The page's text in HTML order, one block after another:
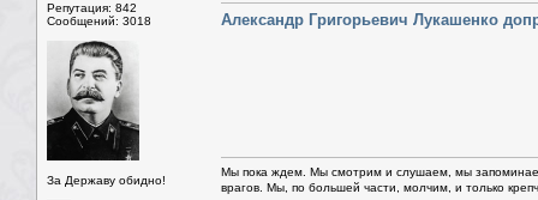
Репутация: 842
Сообщений: 3018
За Державу обидно!
Александр Григорьевич Лукашенко
Мы пока ждем. Мы смотрим и слушаем, мы
врагов. Мы, по большей части, молчим, и только